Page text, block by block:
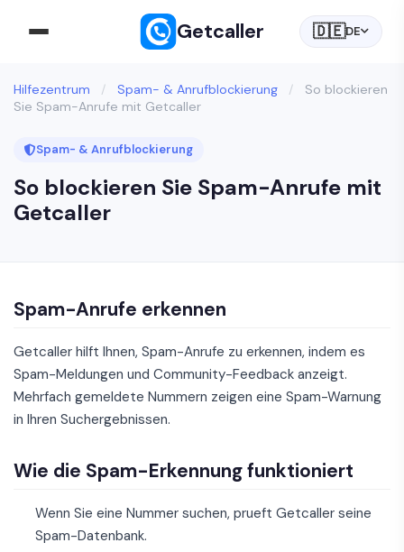
Getcaller 🇩🇪DE
Hilfezentrum / Spam- & Anrufblockierung /
So blockieren
Sie Spam-Anrufe mit Getcaller
Spam- & Anrufblockierung
So blockieren Sie Spam-Anrufe mit
Getcaller
Spam-Anrufe erkennen
Getcaller hilft Ihnen, Spam-Anrufe zu erkennen, indem es
Spam-Meldungen und Community-Feedback anzeigt.
Mehrfach gemeldete Nummern zeigen eine Spam-Warnung
in Ihren Suchergebnissen.
Wie die Spam-Erkennung funktioniert
Wenn Sie eine Nummer suchen, prueft Getcaller seine
Spam-Datenbank.